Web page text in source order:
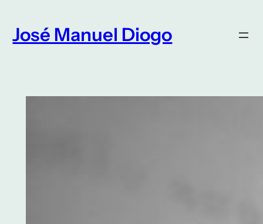
para
José Manuel Diogo